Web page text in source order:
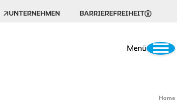
BARRIEREFREIHEIT
UNTERNEHMEN
Menü
Home